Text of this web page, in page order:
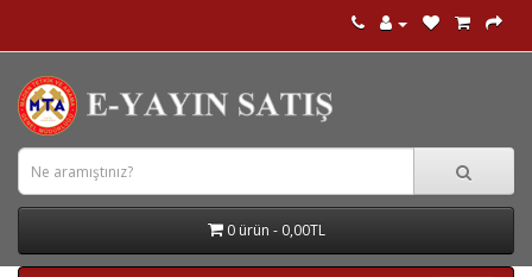
0 ürün - 0,00TL